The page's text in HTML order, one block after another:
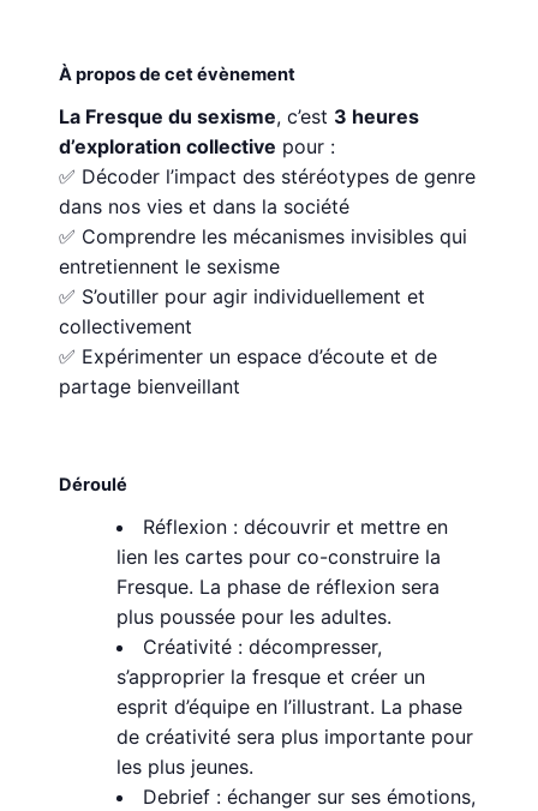
À propos de cet évènement
La Fresque du sexisme, c’est 3 heures
d’exploration collective pour :
✅ Décoder l’impact des stéréotypes de genre
dans nos vies et dans la société
✅ Comprendre les mécanismes invisibles qui
entretiennent le sexisme
✅ S’outiller pour agir individuellement et
collectivement
✅ Expérimenter un espace d’écoute et de
partage bienveillant
Déroulé
Réflexion : découvrir et mettre en
lien les cartes pour co-construire la
Fresque. La phase de réflexion sera
plus poussée pour les adultes.
Créativité : décompresser,
s’approprier la fresque et créer un
esprit d’équipe en l’illustrant. La phase
de créativité sera plus importante pour
les plus jeunes.
Debrief : échanger sur ses émotions,